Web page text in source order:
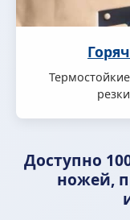
Доступно
ножей,